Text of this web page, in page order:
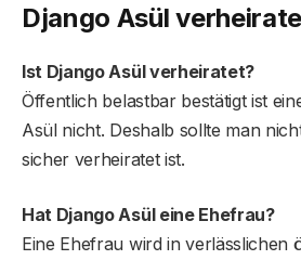
Django Asül
Ist Django Asül verheiratet?
Öffentlich belastbar bestätigt ist
Asül nicht. Deshalb sollte man
sicher verheiratet ist.
Hat Django Asül eine Ehefrau?
Eine Ehefrau wird in verlässlichen